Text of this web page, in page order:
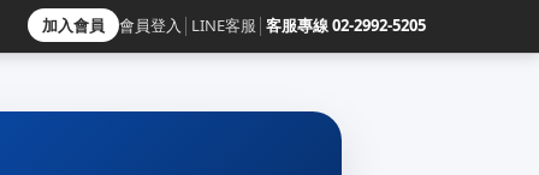
加入會員 會員登入 LINE客服 客服專線 02-2992-5205